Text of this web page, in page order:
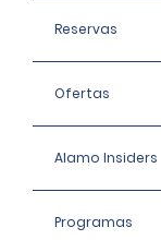
Reservas
Ofertas
Alamo Insiders
Programas